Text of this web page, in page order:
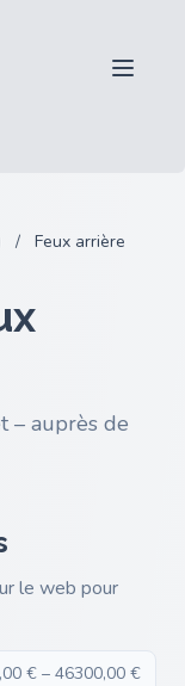
/ Feux arrière
– auprès de
le web pour
€ – 46300,00 €